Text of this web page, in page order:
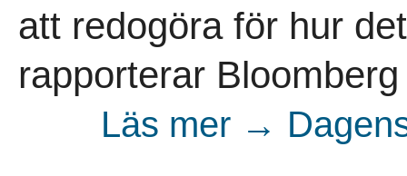
att redogöra för hur
rapporterar
Läs mer →